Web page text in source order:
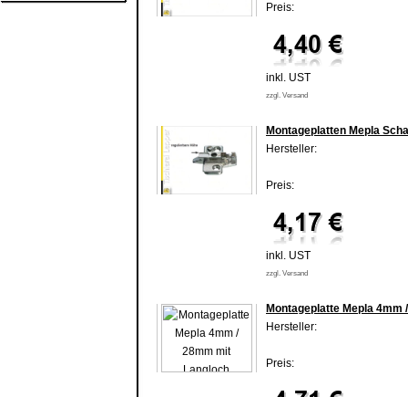
Preis:
inkl. UST
zzgl. Versand
Montageplatten Mepla
Hersteller:
Preis:
inkl. UST
zzgl. Versand
Montageplatte Mepla 4mm
Hersteller:
Preis: